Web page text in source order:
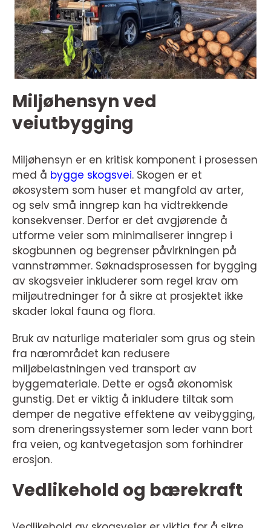
Miljøhensyn ved
veiutbygging
Miljøhensyn er en kritisk komponent i prosessen
med å bygge skogsvei. Skogen er et
økosystem som huser et mangfold av arter,
og selv små inngrep kan ha vidtrekkende
konsekvenser. Derfor er det avgjørende å
utforme veier som minimaliserer inngrep i
skogbunnen og begrenser påvirkningen på
vannstrømmer. Søknadsprosessen for bygging
av skogsveier inkluderer som regel krav om
miljøutredninger for å sikre at prosjektet ikke
skader lokal fauna og flora.
Bruk av naturlige materialer som grus og stein
fra nærområdet kan redusere
miljøbelastningen ved transport av
byggemateriale. Dette er også økonomisk
gunstig. Det er viktig å inkludere tiltak som
demper de negative effektene av veibygging,
som dreneringssystemer som leder vann bort
fra veien, og kantvegetasjon som forhindrer
erosjon.
Vedlikehold og bærekraft